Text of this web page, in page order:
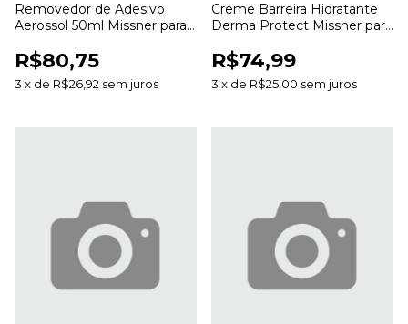
Removedor de Adesivo
Aerossol 50ml Missner para
Resíduos
R$80,75
3 x de R$26,92 sem juros
Creme Barreira Hidratante
Derma Protect Missner para
Pele
R$74,99
3 x de R$25,00 sem juros